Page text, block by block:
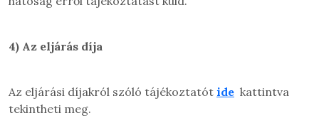
4) Az eljárás díja
Az eljárási díjakról szóló tájékoztatót ide kattintva
tekintheti meg.